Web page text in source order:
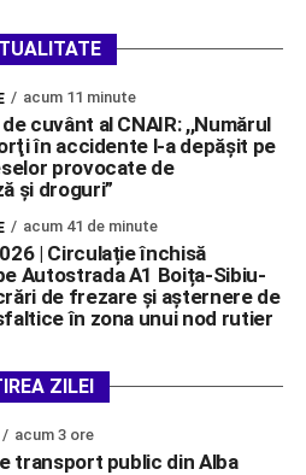
acum 11 minute
cuvânt al CNAIR: ,,Numărul
în accidente l-a depăşit pe
provocate de
şi droguri”
acum 41 de minute
| Circulație închisă
Autostrada A1 Boița-Sibiu-
de frezare și așternere de
în zona unui nod rutier
ZILEI
acum 3 ore
transport public din Alba